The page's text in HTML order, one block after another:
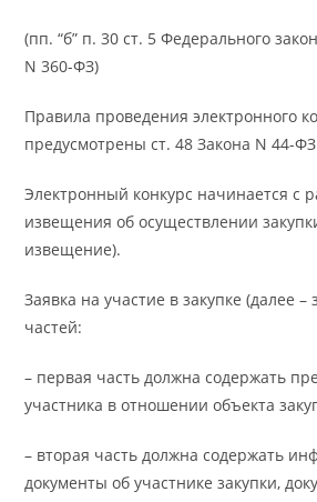
(пп. “б” п. 30 ст. 5 Федерального
N 360-ФЗ)
Правила проведения электронного
предусмотрены ст. 48 Закона N 44-
Электронный конкурс начинается с
извещения об осуществлении
извещение).
Заявка на участие в закупке (далее –
частей:
– первая часть должна содержать
участника в отношении объекта
– вторая часть должна содержать
документы об участнике закупки,